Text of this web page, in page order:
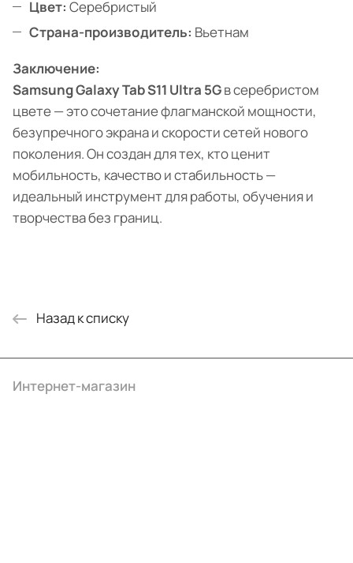
Цвет: Серебристый
Страна-производитель: Вьетнам
Заключение:
Samsung Galaxy Tab S11 Ultra 5Gв серебристом
цвете — это сочетание флагманской мощности,
безупречного экрана и скорости сетей нового
поколения. Он создан для тех, кто ценит
мобильность, качество и стабильность —
идеальный инструмент для работы, обучения и
творчества без границ.
Назад к списку
Интернет-магазин